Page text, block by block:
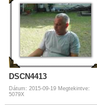
DSCN4413
Dátum: 2015-09-19 Megtekintve:
5079X